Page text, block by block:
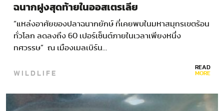
ฉนากฝูงสุดท้ายในออสเตรเลีย
“แหล่งอาศัยของปลาฉนากยักษ์ ที่เคยพบในมหาสมุทรเขตร้อน
ทั่วโลก ลดลงถึง 60 เปอร์เซ็นต์ภายในเวลาเพียงหนึ่ง
ทศวรรษ” ณ เมืองเมลเบิร์น…
WILDLIFE READ
MORE